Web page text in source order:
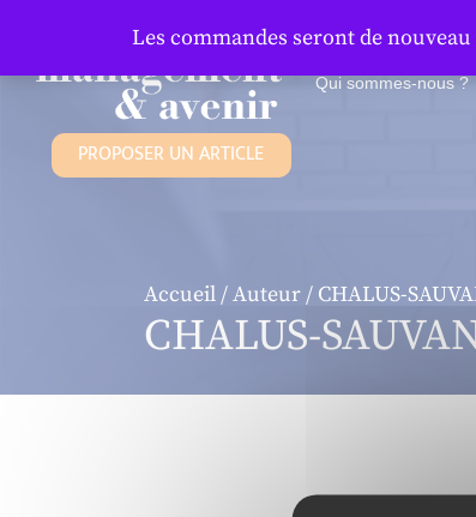
Qui sommes-nous ?
PROPOSER UN ARTICLE
Accueil/Auteur/ CHALUS-
CHALUS-
Les commandes seront de